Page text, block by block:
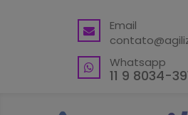
Email
Whatsapp
11 9 8034-
VANTAGENS
ABRA SUA CONTA PJ